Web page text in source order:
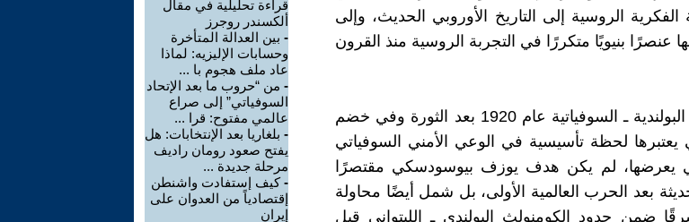
الروسية إلى التاريخ الأوروبي الحديث، وإلى
بنيويًا متكررًا في التجربة الروسية منذ القرون
ينطلق كوليروف من الحرب البولندية ـ السوفياتية عام 1920 بعد الثورة وفي خضم
يعتبرها لحظة تأسيسية في الوعي الأمني السوفياتي
يعرضها، لم يكن هدف يوزف بيوسودسكي مقتصرًا
بعد الحرب العالمية الأولى، بل شمل أيضًا محاولة
شرقًا ضمن حدود الكومنولث البولندي ـ الليتواني قبل
قراءة تحليلية في مقال
ألكسندر روجرز
- بين العدالة المتأخرة
وحسابات الإليزيه: لماذا
عاد ملف هجوم با ...
- من “حروب ما بعد الإتحاد
السوفياتي” إلى صراع
عالمي مفتوح: قرا ...
- بلغاريا بعد الإنتخابات: هل
يفتح صعود رومان راديف
مرحلة جديدة ...
-كيف إستفادت واشنطن
إقتصادياً من العدوان على
إيران